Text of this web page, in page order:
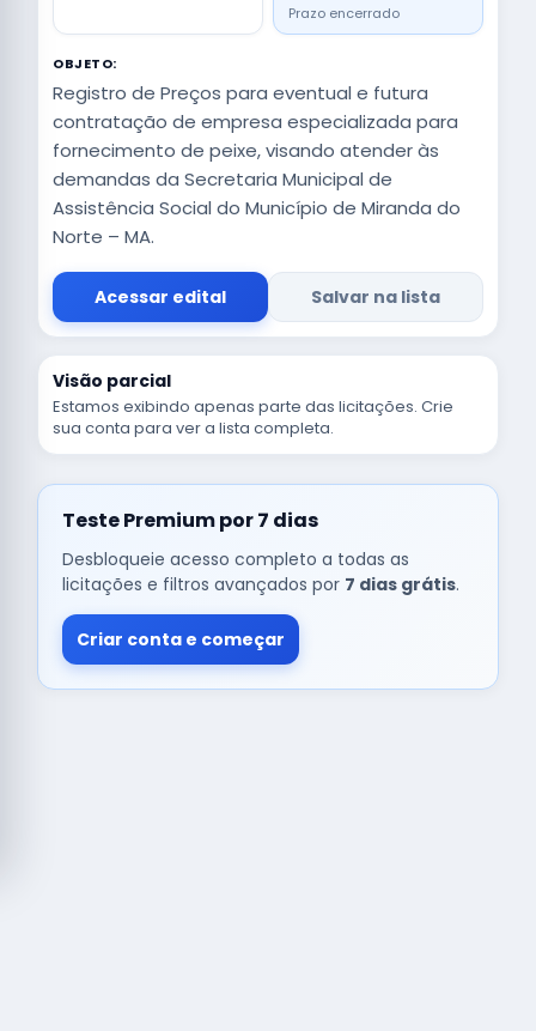
Prazo encerrado
OBJETO:
Registro de Preços para eventual e futura
contratação de empresa especializada para
fornecimento de peixe, visando atender às
demandas da Secretaria Municipal de
Assistência Social do Município de Miranda do
Norte – MA.
Acessar edital Salvar na lista
Visão parcial
Estamos exibindo apenas parte das licitações. Crie
sua conta para ver a lista completa.
Teste Premium por 7 dias
Desbloqueie acesso completo a todas as
licitações e filtros avançados por 7 dias grátis.
Criar conta e começar